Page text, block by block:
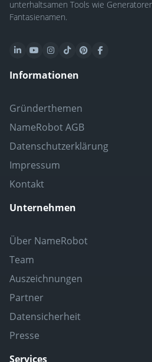
unterhaltsamen Tools wie
Fantasienamen.
Informationen
Gründerthemen
NameRobot AGB
Datenschutzerklärung
Impressum
Kontakt
Unternehmen
Über NameRobot
Team
Auszeichnungen
Partner
Datensicherheit
Presse
Services